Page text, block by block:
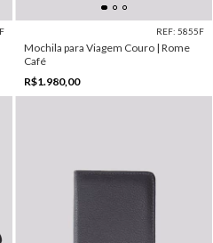
REF: 5855F
Mochila para Viagem Couro | Rome
Café
R$1.980,00